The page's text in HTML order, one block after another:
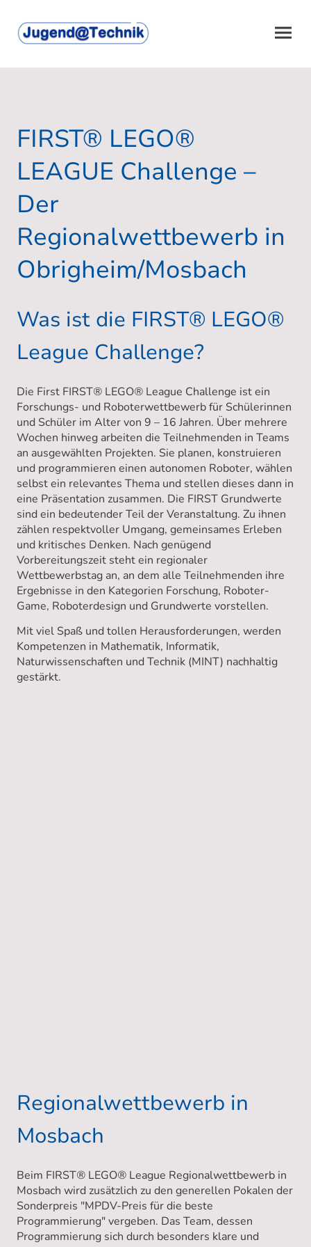
FIRST® LEGO®
LEAGUE Challenge –
Der
Regionalwettbewerb in
Obrigheim/Mosbach
Was ist die FIRST® LEGO®
League Challenge?
Die First FIRST® LEGO® League Challenge ist ein
Forschungs- und Roboterwettbewerb für Schülerinnen
und Schüler im Alter von 9 – 16 Jahren. Über mehrere
Wochen hinweg arbeiten die Teilnehmenden in Teams
an ausgewählten Projekten. Sie planen, konstruieren
und programmieren einen autonomen Roboter, wählen
selbst ein relevantes Thema und stellen dieses dann in
eine Präsentation zusammen. Die FIRST Grundwerte
sind ein bedeutender Teil der Veranstaltung. Zu ihnen
zählen respektvoller Umgang, gemeinsames Erleben
und kritisches Denken. Nach genügend
Vorbereitungszeit steht ein regionaler
Wettbewerbstag an, an dem alle Teilnehmenden ihre
Ergebnisse in den Kategorien Forschung, Roboter-
Game, Roboterdesign und Grundwerte vorstellen.
Mit viel Spaß und tollen Herausforderungen, werden
Kompetenzen in Mathematik, Informatik,
Naturwissenschaften und Technik (MINT) nachhaltig
gestärkt.
Regionalwettbewerb in
Mosbach
Beim FIRST® LEGO® League Regionalwettbewerb in
Mosbach wird zusätzlich zu den generellen Pokalen der
Sonderpreis "MPDV-Preis für die beste
Programmierung" vergeben. Das Team, dessen
Programmierung sich durch besonders klare und